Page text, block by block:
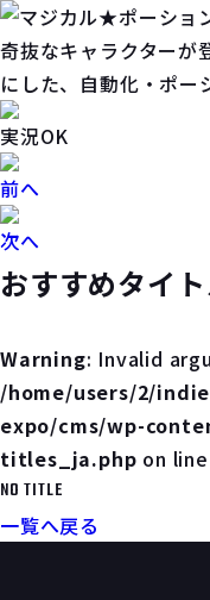
奇抜なキャラクターが
にした、自動化・ポー
実況OK
前へ
次へ
おすすめタイ
Warning: Invalid
/home/users/2/
expo/cms/wp-
titles_ja.php on line
NO TITLE
一覧へ戻る